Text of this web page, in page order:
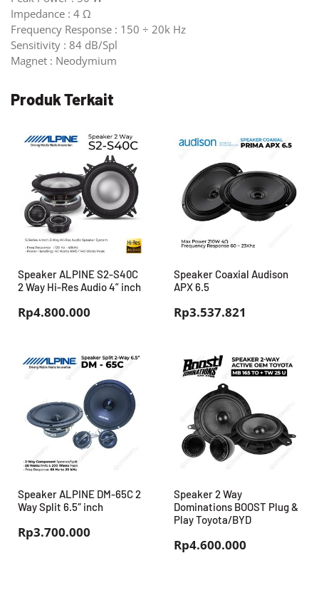
Impedance : 4 Ω
Frequency Response : 150 ÷ 20k Hz
Sensitivity : 84 dB/Spl
Magnet : Neodymium
Produk Terkait
Speaker ALPINE S2-S40C
2 Way Hi-Res Audio 4” inch
Rp4.800.000
Speaker Coaxial Audison
APX 6.5
Rp3.537.821
Speaker ALPINE DM-65C 2
Way Split 6.5″ inch
Rp3.700.000
Speaker 2 Way
Dominations BOOST Plug &
Play Toyota/BYD
Rp4.600.000